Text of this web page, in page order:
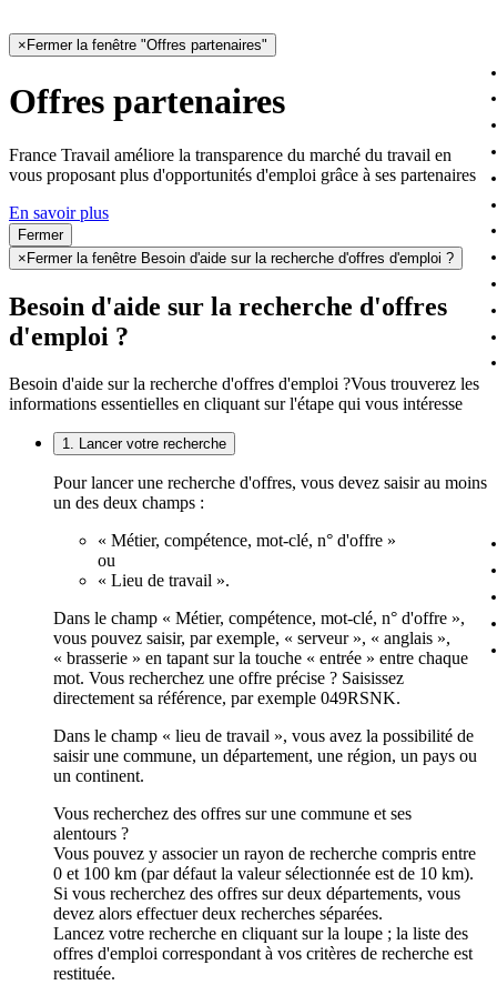
× Fermer la fenêtre "Offres partenaires"
Offres partenaires
France Travail améliore la transparence du marché du travail en
vous proposant plus d'opportunités d'emploi grâce à ses partenaires
En savoir plus
Fermer
× Fermer la fenêtre Besoin d'aide sur la recherche d'offres d'emploi ?
Besoin d'aide sur la recherche d'offres
d'emploi ?
Besoin d'aide sur la recherche d'offres d'emploi ?Vous trouverez les
informations essentielles en cliquant sur l'étape qui vous intéresse
1. Lancer votre recherche
Pour lancer une recherche d'offres, vous devez saisir au moins
un des deux champs :
« Métier, compétence, mot-clé, n° d'offre »
ou
« Lieu de travail ».
Dans le champ « Métier, compétence, mot-clé, n° d'offre »,
vous pouvez saisir, par exemple, « serveur », « anglais »,
« brasserie » en tapant sur la touche « entrée » entre chaque
mot. Vous recherchez une offre précise ? Saisissez
directement sa référence, par exemple 049RSNK.
Dans le champ « lieu de travail », vous avez la possibilité de
saisir une commune, un département, une région, un pays ou
un continent.
Vous recherchez des offres sur une commune et ses
alentours ?
Vous pouvez y associer un rayon de recherche compris entre
0 et 100 km (par défaut la valeur sélectionnée est de 10 km).
Si vous recherchez des offres sur deux départements, vous
devez alors effectuer deux recherches séparées.
Lancez votre recherche en cliquant sur la loupe ; la liste des
offres d'emploi correspondant à vos critères de recherche est
restituée.